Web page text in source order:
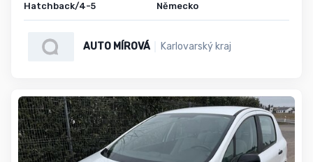
Hatchback/4-5
Německo
AUTO MÍROVÁ Karlovarský kraj